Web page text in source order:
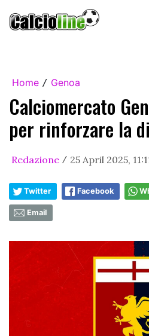
Home / Genoa
Calciomercato
per rinforzare la
Redazione / 25 April 2025,
Twitter Facebook
Email